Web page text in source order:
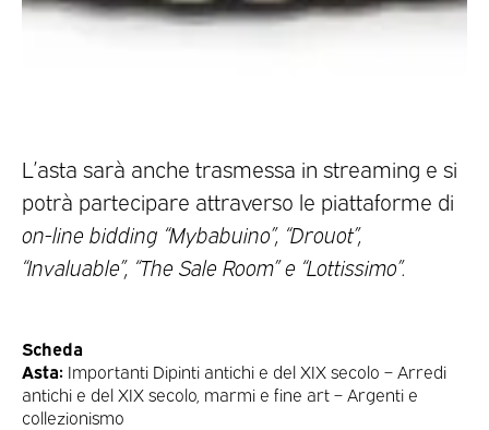
L’asta sarà anche trasmessa in streaming e si
potrà partecipare attraverso le piattaforme di
on-line bidding “Mybabuino”, “Drouot”,
“Invaluable”, “The Sale Room” e “Lottissimo”.
Scheda
Asta: Importanti Dipinti antichi e del XIX secolo – Arredi
antichi e del XIX secolo, marmi e fine art – Argenti e
collezionismo